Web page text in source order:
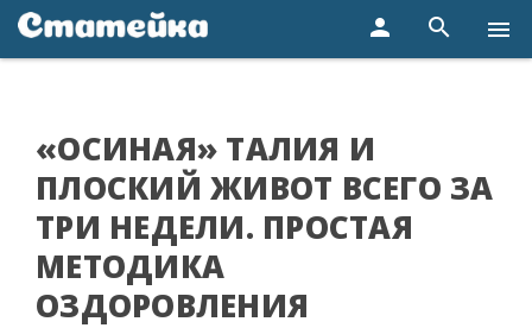
person search menu
«ОСИНАЯ» ТАЛИЯ И
ПЛОСКИЙ ЖИВОТ ВСЕГО ЗА
ТРИ НЕДЕЛИ. ПРОСТАЯ
МЕТОДИКА
ОЗДОРОВЛЕНИЯ